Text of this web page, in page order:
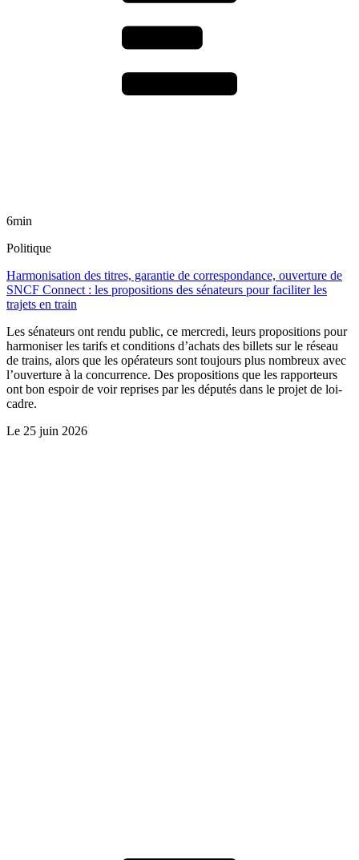
6min
Politique
Harmonisation des titres, garantie de correspondance, ouverture de
SNCF Connect : les propositions des sénateurs pour faciliter les
trajets en train
Les sénateurs ont rendu public, ce mercredi, leurs propositions pour
harmoniser les tarifs et conditions d’achats des billets sur le réseau
de trains, alors que les opérateurs sont toujours plus nombreux avec
l’ouverture à la concurrence. Des propositions que les rapporteurs
ont bon espoir de voir reprises par les députés dans le projet de loi-
cadre.
Le 25 juin 2026